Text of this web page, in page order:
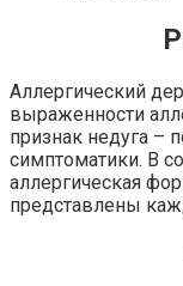
Аллергический
выраженности
признак недуга –
симптоматики. В
аллергическая
представлены